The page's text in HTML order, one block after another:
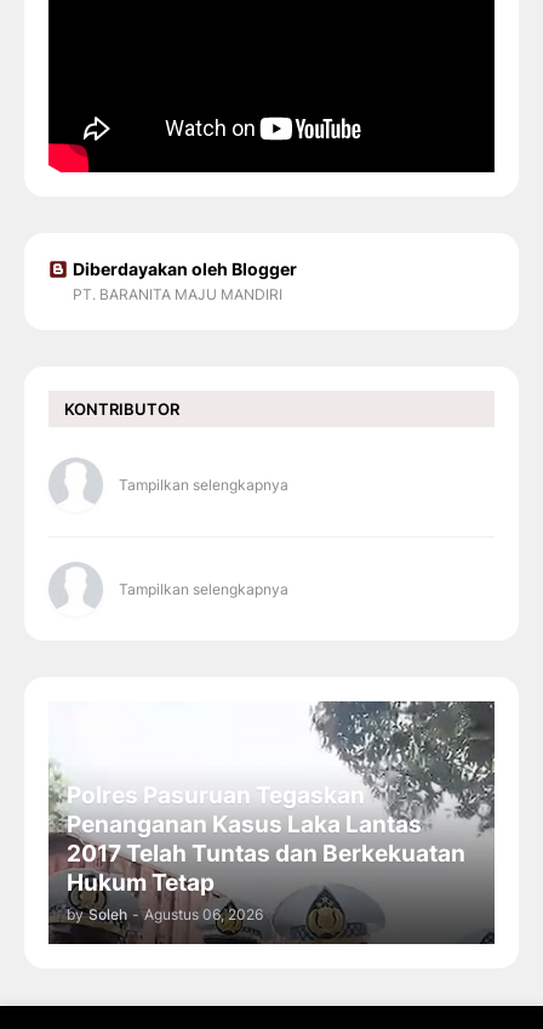
Diberdayakan oleh Blogger
PT. BARANITA MAJU MANDIRI
KONTRIBUTOR
Tampilkan selengkapnya
Tampilkan selengkapnya
Polres Pasuruan Tegaskan
Penanganan Kasus Laka Lantas
2017 Telah Tuntas dan Berkekuatan
Hukum Tetap
by Soleh - Agustus 06, 2026